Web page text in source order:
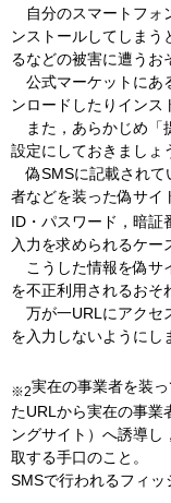
自分のスマートフォ
ンストールしてしまう
るなどの被害に遭うお
公式マーケット にあ
ンロードしたりインス
また， あらかじめ「
設定にしておきましょ
偽SMSに記載され
者などを装った偽サイ
ID・パスワード，暗証
入力を求められるケー
こうした情報を偽サ
を不正利用されるおそ
万が一URLにアクセ
を入力しないようにし
※2実在の事業者を装
たURLから実在の事業
ングサイト）へ誘導
取する手口のこと。
SMSで行われるフィッ